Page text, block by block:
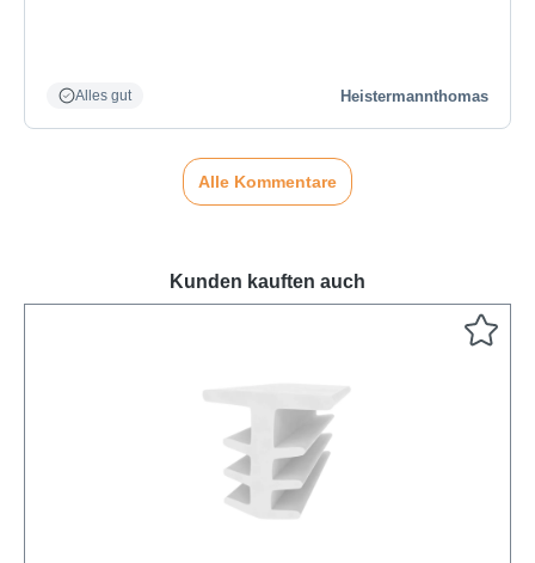
Alles gut Heistermannthomas
Alle Kommentare
Kunden kauften auch